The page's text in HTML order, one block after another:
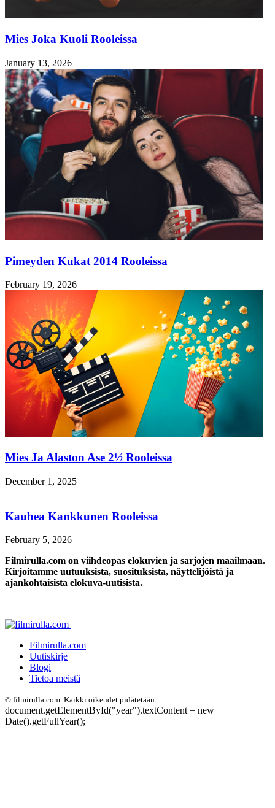
Mies Joka Kuoli Rooleissa
January 13, 2026
Pimeyden Kukat 2014 Rooleissa
February 19, 2026
Mies Ja Alaston Ase 2½ Rooleissa
December 1, 2025
Kauhea Kankkunen Rooleissa
February 5, 2026
Filmirulla.com on viihdeopas elokuvien ja sarjojen maailmaan.
Kirjoitamme uutuuksista, suosituksista, näyttelijöistä ja
ajankohtaisista elokuva-uutisista.
Filmirulla.com
Uutiskirje
Blogi
Tietoa meistä
© filmirulla.com. Kaikki oikeudet pidätetään.
document.getElementById("year").textContent = new
Date().getFullYear();